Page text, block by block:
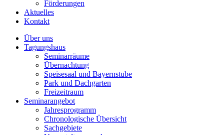
Förderungen
Aktuelles
Kontakt
Über uns
Tagungshaus
Seminarräume
Übernachtung
Speisesaal und Bayernstube
Park und Dachgarten
Freizeitraum
Seminarangebot
Jahresprogramm
Chronologische Übersicht
Sachgebiete